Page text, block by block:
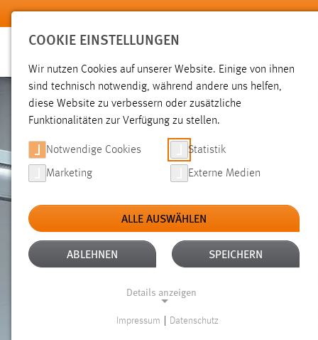
Zum Hauptinhalt springen
COOKIE EINSTELLUNGEN
Wir nutzen Cookies auf unserer Website. Einige von ihnen
sind technisch notwendig, während andere uns helfen,
diese Website zu verbessern oder zusätzliche
Funktionalitäten zur Verfügung zu stellen.
Notwendige Cookies Statistik
Marketing Externe Medien
ALLE AUSWÄHLEN
ABLEHNEN SPEICHERN
Details anzeigen
Impressum Datenschutz